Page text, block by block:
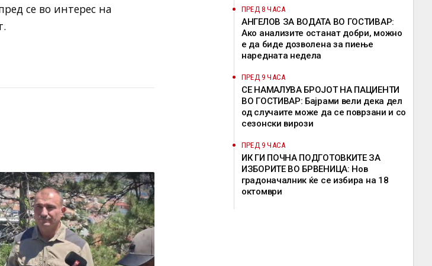
се во интерес на
ПРЕД 8 ЧАСА
АНГЕЛОВ ЗА ВОДАТА ВО ГОСТИВАР:
Ако анализите останат добри, можно
е да биде дозволена за пиење
наредната недела
ПРЕД 9 ЧАСА
СЕ НАМАЛУВА БРОЈОТ НА ПАЦИЕНТИ
ВО ГОСТИВАР: Бајрами вели дека дел
од случаите може да се поврзани и со
сезонски вирози
ПРЕД 9 ЧАСА
ИК ГИ ПОЧНА ПОДГОТОВКИТЕ ЗА
ИЗБОРИТЕ ВО БРВЕНИЦА: Нов
градоначалник ќе се избира на 18
октомври